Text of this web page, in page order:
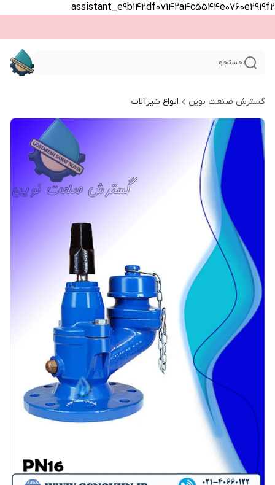
assistant_e9b142df07142a4c5544e0760e2919f2
جستجو
گسترش صنعت نوین انواع شیرآلات